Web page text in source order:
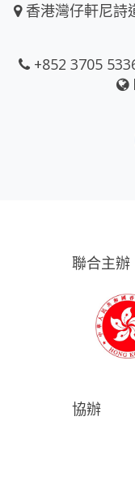
香港灣仔軒尼詩
+852 3705
聯合主辦
協辦